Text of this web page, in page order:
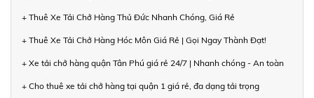
+ Thuê Xe Tải Chở Hàng Thủ Đức Nhanh Chóng, Giá Rẻ
+ Thuê Xe Tải Chở Hàng Hóc Môn Giá Rẻ | Gọi Ngay Thành Đạt!
+ Xe tải chở hàng quận Tân Phú giá rẻ 24/7 | Nhanh chóng - An toàn
+ Cho thuê xe tải chở hàng tại quận 1 giá rẻ, đa dạng tải trọng